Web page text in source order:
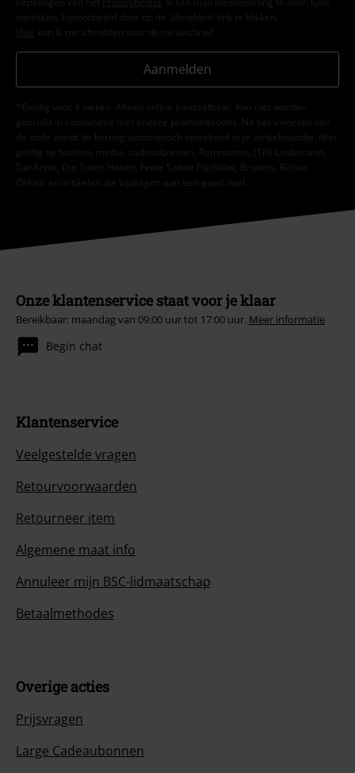
intrekken, bijvoorbeeld door op de ‘afmelden’-link te klikken.
Hier kan ik me afmelden voor de nieuwsbrief.
Aanmelden
*Geldig voor 4 weken. Alleen online inwisselbaar. Kan niet worden
gebruikt in combinatie met andere promotiecodes. Na het invoeren van
de code wordt de korting automatisch verrekend in je winkelmandje. Niet
geldig op boeken, media, cadeaubonnen, Rammstein, (Till) Lindemann,
Die Ärzte, Die Toten Hosen, Feine Sahne Fischfilet, Broilers, Böhse
Onkelz en artikelen die bijdragen aan een goed doel.
Onze klantenservice staat voor je klaar
Bereikbaar: maandag van 09:00 uur tot 17:00 uur. Meer informatie
Begin chat
Klantenservice
Veelgestelde vragen
Retourvoorwaarden
Retourneer item
Algemene maat info
Annuleer mijn BSC-lidmaatschap
Betaalmethodes
Overige acties
Prijsvragen
Large Cadeaubonnen